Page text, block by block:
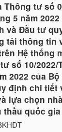
tư số
5 năm
và Đầu tư
tải thông tin
Hệ thống
số 10/2022/
2022 của
định chi tiết
lựa chọn
thầu quốc gia